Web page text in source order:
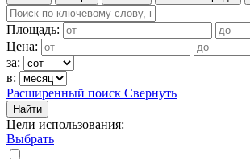
Площадь:
Цена:
за:
в:
Расширенный поиск Свернуть
Найти
Цели использования:
Выбрать